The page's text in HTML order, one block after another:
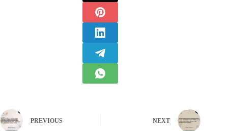
PREVIOUS NEXT